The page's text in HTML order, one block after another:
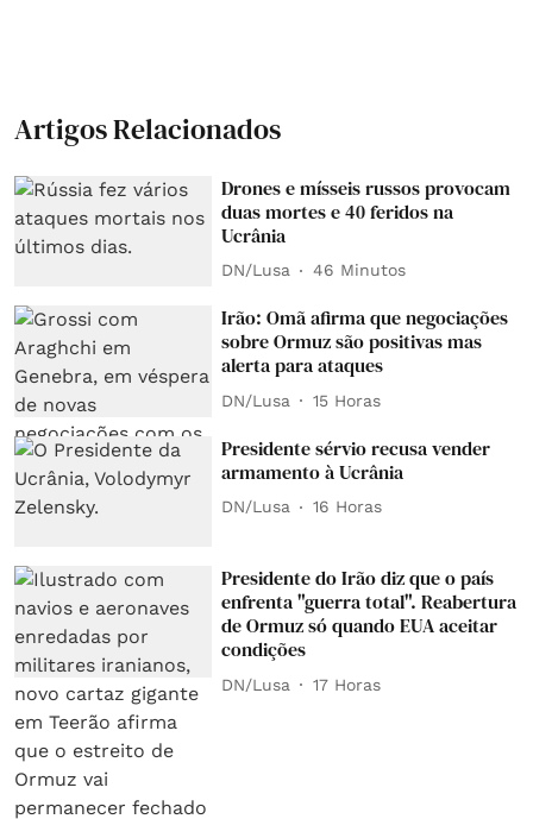
Artigos Relacionados
Drones e mísseis russos provocam
duas mortes e 40 feridos na
Ucrânia
DN/Lusa 46 Minutos
Irão: Omã afirma que negociações
sobre Ormuz são positivas mas
alerta para ataques
DN/Lusa 15 Horas
Presidente sérvio recusa vender
armamento à Ucrânia
DN/Lusa 16 Horas
Presidente do Irão diz que o país
enfrenta "guerra total". Reabertura
de Ormuz só quando EUA aceitar
condições
DN/Lusa 17 Horas